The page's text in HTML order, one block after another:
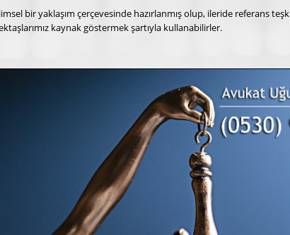
bir yaklaşım çerçevesinde hazırlanmış olup, ileride referans
kaynak göstermek şartıyla kullanabilirler.